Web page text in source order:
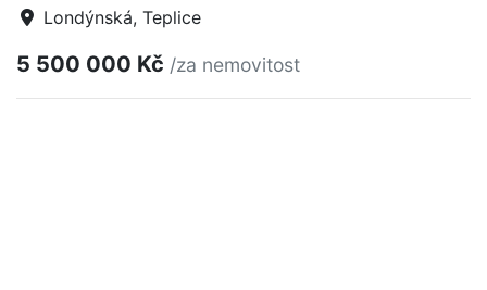
Londýnská, Teplice
5 500 000 Kč /za nemovitost